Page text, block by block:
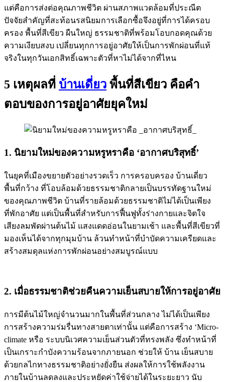
แต่คือการส่งต่อคุณภาพชีวิต ผ่านสภาพแวดล้อมที่ประณีต
ปัจจัยสำคัญที่สะท้อนรสนิยมการเลือกซื้อจึงอยู่ที่การได้ครอบ
ครอง พื้นที่สีเขียว ผืนใหญ่ ธรรมชาติที่พร้อมโอบกอดคุณด้วย
ความเงียบสงบ เปลี่ยนทุกการอยู่อาศัยให้เป็นการพักผ่อนที่แท้
จริงในทุกวันเอกสิทธิ์เฉพาะตัวที่หาไม่ได้จากที่ไหน
5 เหตุผลที่ บ้านเดี่ยว พื้นที่สีเขียว คือคำ
ตอบของการอยู่อาศัยยุคใหม่
1. นิยามใหม่ของความหรูหราคือ ‘อากาศบริสุทธิ์’
ในยุคที่เมืองขยายตัวอย่างรวดเร็ว การครอบครอง บ้านเดี่ยว
พื้นที่กว้าง ที่โอบล้อมด้วยธรรมชาติกลายเป็นบรรทัดฐานใหม่
ของคุณภาพชีวิต บ้านที่รายล้อมด้วยธรรมชาติไม่ได้เป็นเพียง
ที่พักอาศัย แต่เป็นพื้นที่สำหรับการฟื้นฟูทั้งร่างกายและจิตใจ
เสียงลมพัดผ่านต้นไม้ แสงแดดอ่อนในยามเช้า และพื้นที่สีเขียวที่
มองเห็นได้จากทุกมุมบ้าน ล้วนทำหน้าที่บำบัดความเครียดและ
สร้างสมดุลแห่งการพักผ่อนอย่างสมบูรณ์แบบ
2. เมื่อธรรมชาติช่วยคืนความเย็นสบายให้การอยู่อาศัย
การมีต้นไม้ใหญ่จำนวนมากในพื้นที่ส่วนกลาง ไม่ได้เป็นเพียง
การสร้างความร่มรื่นทางสายตาเท่านั้น แต่คือการสร้าง ‘Micro-
climate หรือ ระบบนิเวศความเย็นส่วนตัวที่ทรงพลัง ซึ่งทำหน้าที่
เป็นเกราะกำบังความร้อนจากภายนอก ช่วยให้ บ้าน เย็นสบาย
ด้วยกลไกทางธรรมชาติอย่างยั่งยืน ส่งผลให้การใช้พลังงาน
ภายในบ้านลดลงและประหยัดค่าใช้จ่ายได้ในระยะยาว นับ